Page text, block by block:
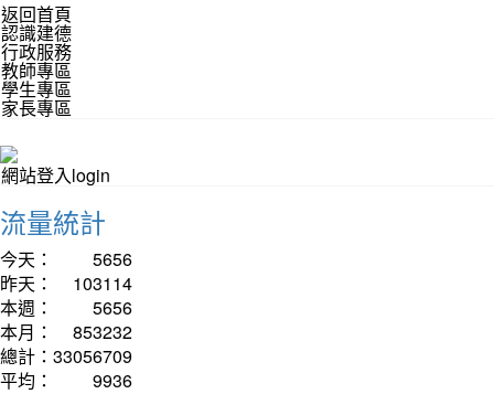
返回首頁
認識建德
行政服務
教師專區
學生專區
家長專區
網站登入login
流量統計
今天：
5656
昨天：
103114
本週：
5656
本月：
853232
總計： 33056709
平均：
9936